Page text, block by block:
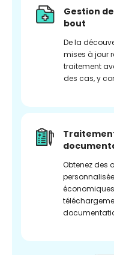
Gestion
bout
De la
mises à jour
traitement
des cas, y
Obtenez des